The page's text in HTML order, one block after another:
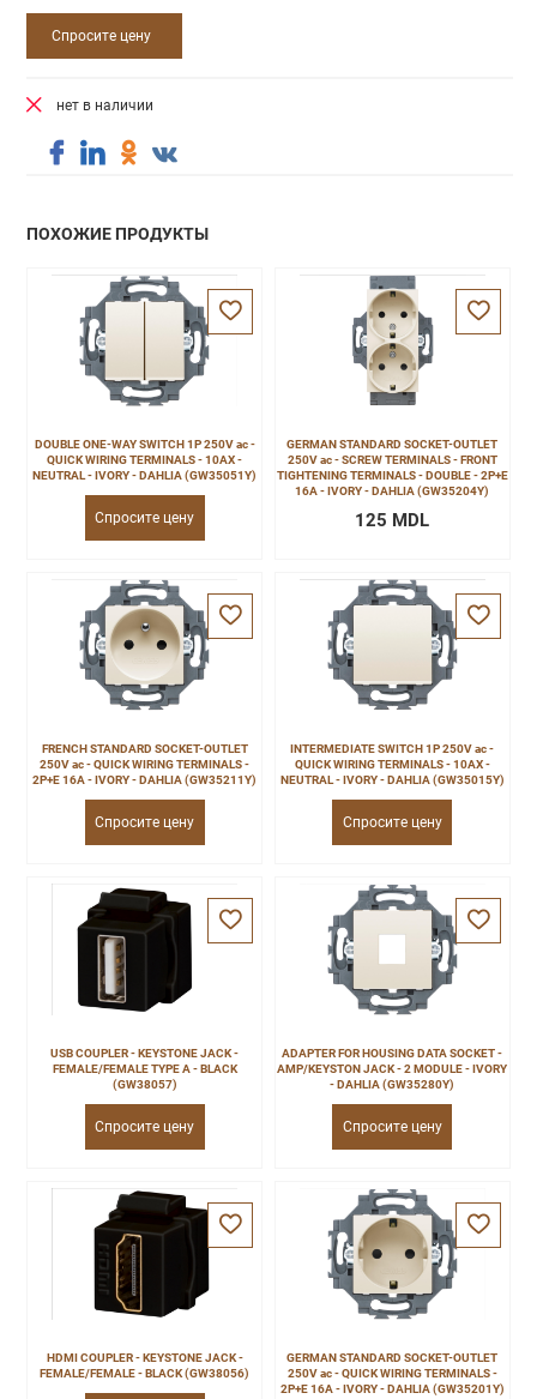
Спросите цену
нет в наличии
ПОХОЖИЕ ПРОДУКТЫ
DOUBLE ONE-WAY SWITCH 1P 250V ac -
QUICK WIRING TERMINALS - 10AX -
NEUTRAL - IVORY - DAHLIA (GW35051Y)
Спросите цену
GERMAN STANDARD SOCKET-OUTLET
250V ac - SCREW TERMINALS - FRONT
TIGHTENING TERMINALS - DOUBLE - 2P+E
16A - IVORY - DAHLIA (GW35204Y)
125 MDL
FRENCH STANDARD SOCKET-OUTLET
250V ac - QUICK WIRING TERMINALS -
2P+E 16A - IVORY - DAHLIA (GW35211Y)
Спросите цену
INTERMEDIATE SWITCH 1P 250V ac -
QUICK WIRING TERMINALS - 10AX -
NEUTRAL - IVORY - DAHLIA (GW35015Y)
Спросите цену
USB COUPLER - KEYSTONE JACK -
FEMALE/FEMALE TYPE A - BLACK
(GW38057)
Спросите цену
ADAPTER FOR HOUSING DATA SOCKET -
AMP/KEYSTON JACK - 2 MODULE - IVORY
- DAHLIA (GW35280Y)
Спросите цену
HDMI COUPLER - KEYSTONE JACK -
FEMALE/FEMALE - BLACK (GW38056)
GERMAN STANDARD SOCKET-OUTLET
250V ac - QUICK WIRING TERMINALS -
2P+E 16A - IVORY - DAHLIA (GW35201Y)